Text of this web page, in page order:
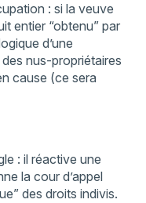
: si la veuve
entier “obtenu” par
d’une
nus-propriétaires
cause (ce sera
: il réactive une
la cour d’appel
des droits indivis.